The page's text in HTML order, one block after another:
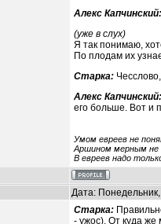
Алекс Капчинский:
(уже в слух)
Я так понимаю,
По плодам их
Старка:
Алекс Капчинский:
его больше. Вот и
Умом евреев не
Аршином мерным не
В евреев надо
Дата:
Старка:
- ужос). От куда